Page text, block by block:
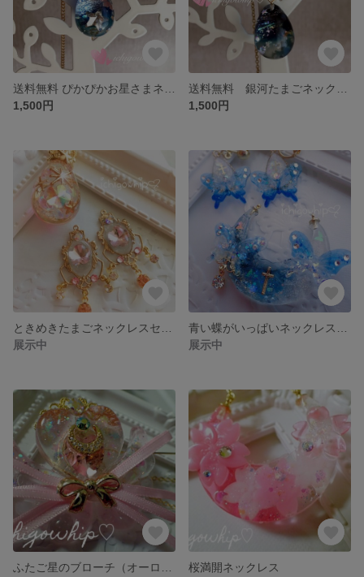
1,500円
1,500円
展示中
展示中
桜満開ネックレス